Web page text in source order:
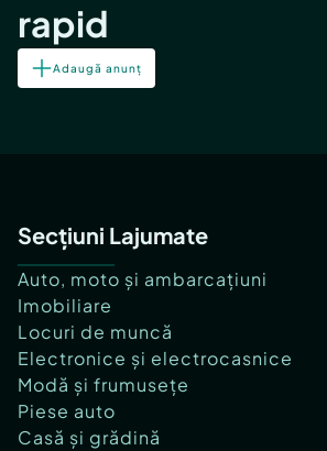
rapid
Adaugă anunț
Secțiuni Lajumate
Auto, moto și ambarcațiuni
Imobiliare
Locuri de muncă
Electronice și electrocasnice
Modă și frumusețe
Piese auto
Casă și grădină